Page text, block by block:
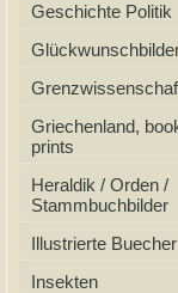
Geschichte Politik
Griechenland,
prints
Heraldik / Orden /
Stammbuchbilder
Illustrierte Buecher
Insekten